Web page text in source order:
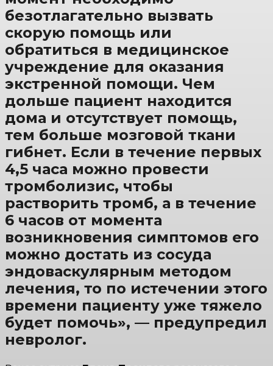
безотлагательно вызвать
скорую помощь или
обратиться в медицинское
учреждение для оказания
экстренной помощи. Чем
дольше пациент находится
дома и отсутствует помощь,
тем больше мозговой ткани
гибнет. Если в течение первых
4,5 часа можно провести
тромболизис, чтобы
растворить тромб, а в течение
6 часов от момента
возникновения симптомов его
можно достать из сосуда
эндоваскулярным методом
лечения, то по истечении этого
времени пациенту уже тяжело
будет помочь», — предупредил
невролог.